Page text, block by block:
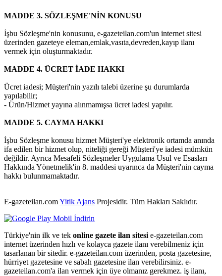
MADDE 3. SÖZLEŞME'NİN KONUSU
İşbu Sözleşme'nin konusunu, e-gazeteilan.com'un internet sitesi
üzerinden gazeteye eleman,emlak,vasıta,devreden,kayıp ilanı
vermek için oluşturmaktadır.
MADDE 4. ÜCRET İADE HAKKI
Ücret iadesi; Müşteri'nin yazılı talebi üzerine şu durumlarda
yapılabilir;
- Ürün/Hizmet yayına alınmamışsa ücret iadesi yapılır.
MADDE 5. CAYMA HAKKI
İşbu Sözleşme konusu hizmet Müşteri'ye elektronik ortamda anında
ifa edilen bir hizmet olup, niteliği gereği Müşteri'ye iadesi mümkün
değildir. Ayrıca Mesafeli Sözleşmeler Uygulama Usul ve Esasları
Hakkında Yönetmelik'in 8. maddesi uyarınca da Müşteri'nin cayma
hakkı bulunmamaktadır.
E-gazeteilan.comYitik Ajans Projesidir. Tüm Hakları Saklıdır.
Türkiye'nin ilk ve tek online gazete ilan sitesi e-gazeteilan.com
internet üzerinden hızlı ve kolayca gazete ilanı verebilmeniz için
tasarlanan bir sitedir. e-gazeteilan.com üzerinden, posta gazetesine,
hürriyet gazetesine ve sabah gazetesine ilan verebilirsiniz. e-
gazeteilan.com'a ilan vermek için üye olmanız gerekmez. iş ilanı,